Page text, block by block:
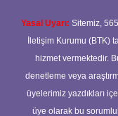
Yasal Uyarı: Sitemiz,
İletişim Kurumu (BTK)
hizmet vermektedir.
denetleme veya
üyelerimiz yazdıkları
üye olarak bu